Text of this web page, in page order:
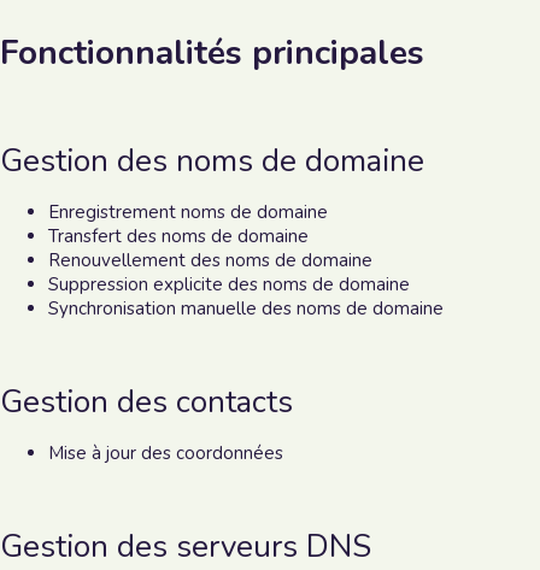
Fonctionnalités principales
Gestion des noms de domaine
Enregistrement noms de domaine
Transfert des noms de domaine
Renouvellement des noms de domaine
Suppression explicite des noms de domaine
Synchronisation manuelle des noms de domaine
Gestion des contacts
Mise à jour des coordonnées
Gestion des serveurs DNS